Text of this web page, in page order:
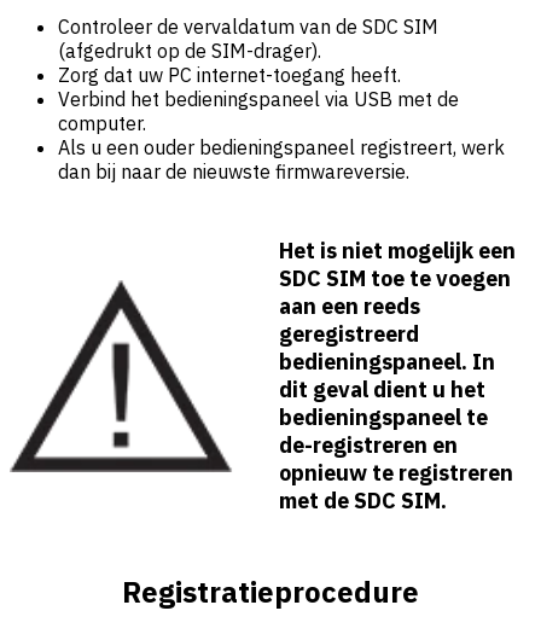
Controleer de vervaldatum van de SDC SIM
(afgedrukt op de SIM-drager).
Zorg dat uw PC internet-toegang heeft.
Verbind het bedieningspaneel via USB met de
computer.
Als u een ouder bedieningspaneel registreert, werk
dan bij naar de nieuwste firmwareversie.
Het is niet mogelijk een
SDC SIM toe te voegen
aan een reeds
geregistreerd
bedieningspaneel. In
dit geval dient u het
bedieningspaneel te
de-registreren en
opnieuw te registreren
met de SDC SIM.
Registratieprocedure